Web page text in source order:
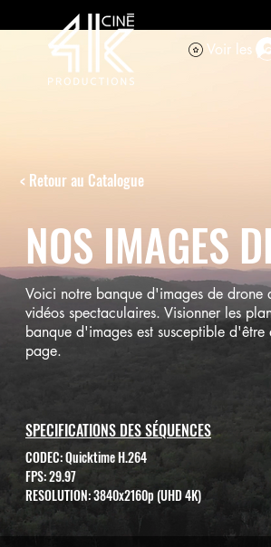
Voir les
< Retour au Catalogue
NOS IMAGES
Voici notre banque d'images de drone
vidéos spectaculaires. Visionner les
banque d'images est susceptible
page.
SPECIFICATIONS DES SÉQUENCES
CODEC: Quicktime H.264
FPS: 29.97
RESOLUTION: 3840x2160p (UHD 4K)